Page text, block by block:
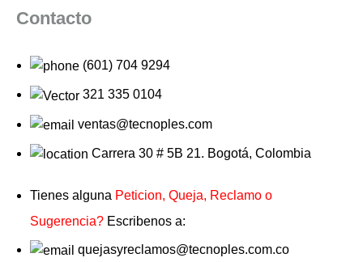
Contacto
(601) 704 9294
321 335 0104
ventas@tecnoples.com
Carrera 30 # 5B 21. Bogotá, Colombia
Tienes alguna Peticion, Queja, Reclamo o
Sugerencia? Escribenos a:
quejasyreclamos@tecnoples.com.co